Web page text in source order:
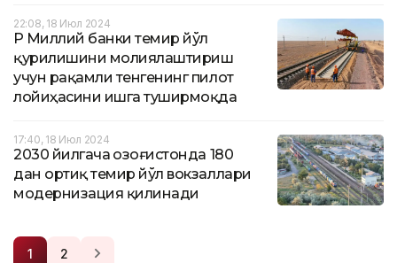
22:08, 18 Июл 2024
ҚР Миллий банки темир йўл
қурилишини молиялаштириш
учун рақамли тенгенинг пилот
лойиҳасини ишга туширмоқда
17:40, 18 Июл 2024
2030 йилгача Қозоғистонда 180
дан ортиқ темир йўл вокзаллари
модернизация қилинади
1 2